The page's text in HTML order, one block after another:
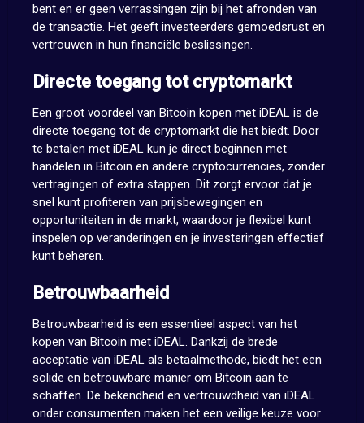
bent en er geen verrassingen zijn bij het afronden van
de transactie. Het geeft investeerders gemoedsrust en
vertrouwen in hun financiële beslissingen.
Directe toegang tot cryptomarkt
Een groot voordeel van Bitcoin kopen met iDEAL is de
directe toegang tot de cryptomarkt die het biedt. Door
te betalen met iDEAL kun je direct beginnen met
handelen in Bitcoin en andere cryptocurrencies, zonder
vertragingen of extra stappen. Dit zorgt ervoor dat je
snel kunt profiteren van prijsbewegingen en
opportuniteiten in de markt, waardoor je flexibel kunt
inspelen op veranderingen en je investeringen effectief
kunt beheren.
Betrouwbaarheid
Betrouwbaarheid is een essentieel aspect van het
kopen van Bitcoin met iDEAL. Dankzij de brede
acceptatie van iDEAL als betaalmethode, biedt het een
solide en betrouwbare manier om Bitcoin aan te
schaffen. De bekendheid en vertrouwdheid van iDEAL
onder consumenten maken het een veilige keuze voor